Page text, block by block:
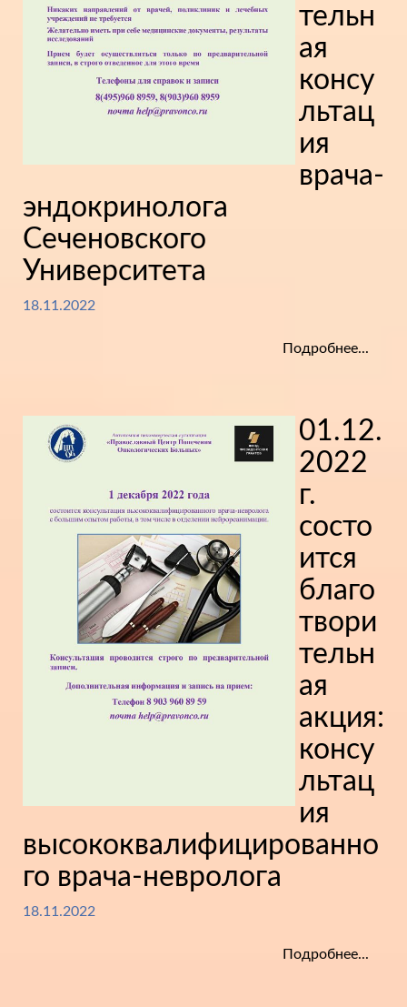
тельн
ая
консу
льтац
ия
врача-
эндокринолога
Сеченовского
Университета
18.11.2022
Подробнее...
01.12.
2022
г.
состо
ится
благо
твори
тельн
ая
акция:
консу
льтац
ия
высококвалифицированно
го врача-невролога
18.11.2022
Подробнее...